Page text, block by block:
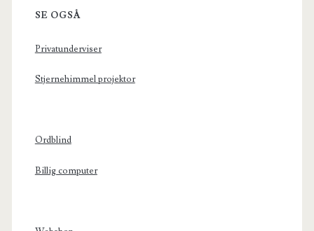
SE OGSÅ
Privatunderviser
Stjernehimmel projektor
Ordblind
Billig computer